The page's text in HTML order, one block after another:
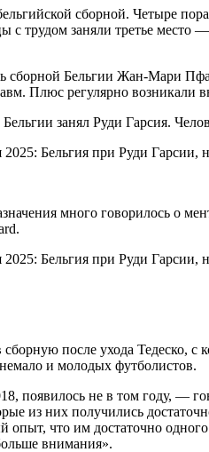
сборной. Четыре
заняли третье место —
Бельгии Жан-Мари
Плюс регулярно возникали
Бельгии занял Руди Гарсия.
много говорилось о
после ухода
и молодых футболистов.
появилось не в том году, —
из них получились
опыт, что им достаточно
внимания».